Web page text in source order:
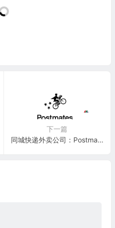
下一篇
同城快递外卖公司：Postmates Inc.